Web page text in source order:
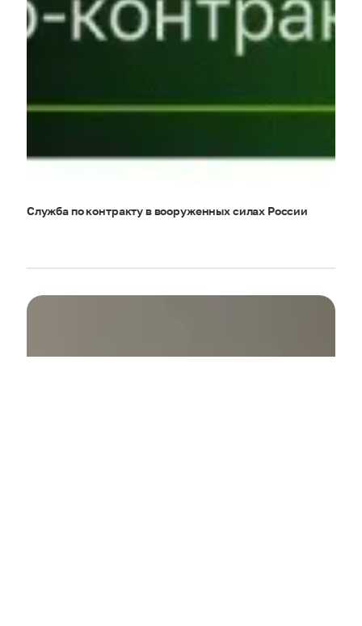
Служба по контракту в вооруженных силах России